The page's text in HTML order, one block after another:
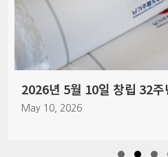
2026년 5월 10일 창립 32주
May 10, 2026